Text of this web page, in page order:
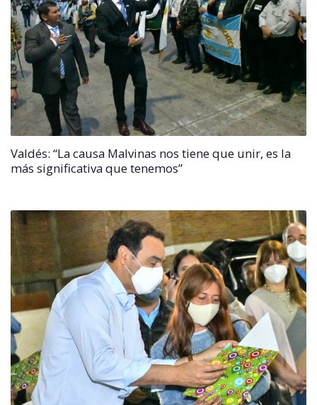
Valdés: “La causa Malvinas nos tiene que unir, es la
más significativa que tenemos”